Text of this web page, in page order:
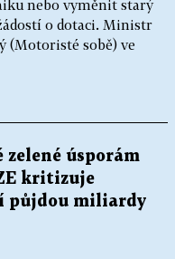
nebo vyměnit starý
o dotaci. Ministr
(Motoristé sobě) ve
zelené úsporám
kritizuje
půjdou miliardy